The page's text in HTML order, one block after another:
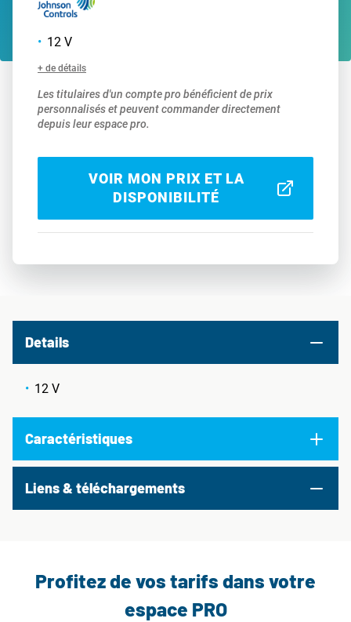
12 V
+ de détails
Les titulaires d'un compte pro bénéficient de prix
personnalisés et peuvent commander directement
depuis leur espace pro.
VOIR MON PRIX ET LA
DISPONIBILITÉ
Details
12 V
Caractéristiques
Liens & téléchargements
Profitez de vos tarifs dans votre
espace PRO